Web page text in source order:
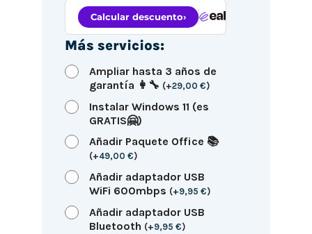
Más servicios:
Ampliar hasta 3 años de
garantía 👩‍🔧 (+29,00 €)
Instalar Windows 11 (es
GRATIS🤗)
Añadir Paquete Office 📚
(+49,00 €)
Añadir adaptador USB
WiFi 600mbps (+9,95 €)
Añadir adaptador USB
Bluetooth (+9,95 €)